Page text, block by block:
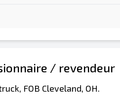
/ revendeur
FOB Cleveland, OH.